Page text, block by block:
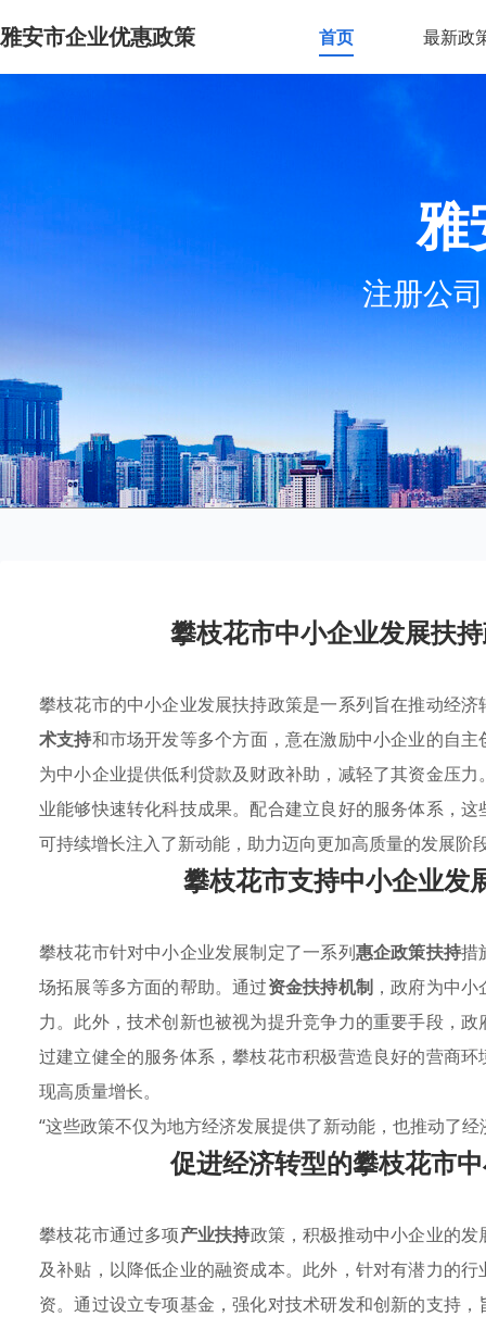
雅安市企业优惠政策 首页 最新政
雅
注册公
攀枝花市中小企业发展扶
攀枝花市的中小企业发展扶持政策是一系列旨在推动经
术支持和市场开发等多个方面，意在激励中小企业的自
为中小企业提供低利贷款及财政补助，减轻了其资金压
业能够快速转化科技成果。配合建立良好的服务体系，
可持续增长注入了新动能，助力迈向更加高质量的发展阶
攀枝花市支持中小企业发
攀枝花市针对中小企业发展制定了一系列惠企政策扶持措
场拓展等多方面的帮助。通过资金扶持机制，政府为中小
力。此外，技术创新也被视为提升竞争力的重要手段，
过建立健全的服务体系，攀枝花市积极营造良好的营商
现高质量增长。
“这些政策不仅为地方经济发展提供了新动能，也推动了
促进经济转型的攀枝花市
攀枝花市通过多项产业扶持政策，积极推动中小企业的
及补贴，以降低企业的融资成本。此外，针对有潜力的
资。通过设立专项基金，强化对技术研发和创新的支持